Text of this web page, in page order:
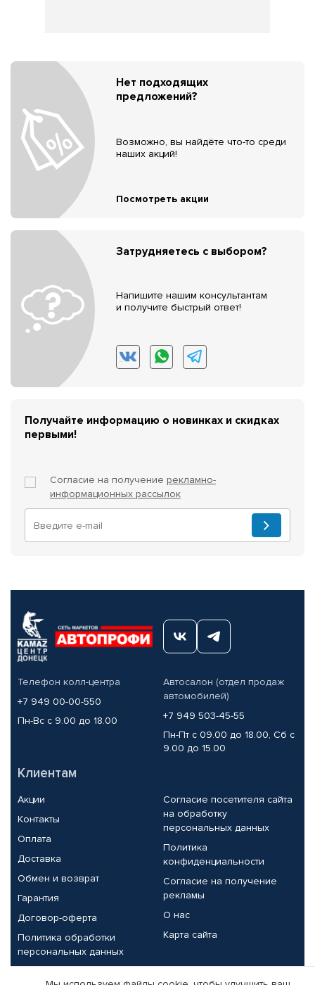
Нет подходящих
предложений?
Возможно, вы найдёте что-то среди
наших акций!
Посмотреть акции
Затрудняетесь с выбором?
Напишите нашим консультантам
и получите быстрый ответ!
Получайте информацию о новинках и скидках
первыми!
Согласие на получение рекламно-
информационных рассылок
Телефон колл-центра
+7 949 00-00-550
Пн-Вс с 9.00 до 18.00
Автосалон (отдел продаж
автомобилей)
+7 949 503-45-55
Пн-Пт с 09.00 до 18.00, Сб с
9.00 до 15.00
Клиентам
Акции
Контакты
Оплата
Доставка
Обмен и возврат
Гарантия
Договор-оферта
Политика обработки
персональных данных
Согласие посетителя сайта
на обработку
персональных данных
Политика
конфиденциальности
Согласие на получение
рекламы
О нас
Карта сайта